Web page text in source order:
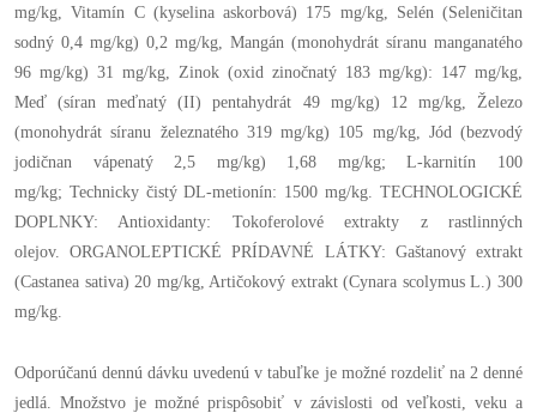
mg/kg, Vitamín C (kyselina askorbová) 175 mg/kg, Selén (Seleničitan
sodný 0,4 mg/kg) 0,2 mg/kg, Mangán (monohydrát síranu manganatého
96 mg/kg) 31 mg/kg, Zinok (oxid zinočnatý 183 mg/kg): 147 mg/kg,
Meď (síran meďnatý (II) pentahydrát 49 mg/kg) 12 mg/kg, Železo
(monohydrát síranu železnatého 319 mg/kg) 105 mg/kg, Jód (bezvodý
jodičnan vápenatý 2,5 mg/kg) 1,68 mg/kg; L-karnitín 100
mg/kg; Technicky čistý DL-metionín: 1500 mg/kg. TECHNOLOGICKÉ
DOPLNKY: Antioxidanty: Tokoferolové extrakty z rastlinných
olejov. ORGANOLEPTICKÉ PRÍDAVNÉ LÁTKY: Gaštanový extrakt
(Castanea sativa) 20 mg/kg, Artičokový extrakt (Cynara scolymus L.) 300
mg/kg.
Odporúčanú dennú dávku uvedenú v tabuľke je možné rozdeliť na 2 denné
jedlá. Množstvo je možné prispôsobiť v závislosti od veľkosti, veku a